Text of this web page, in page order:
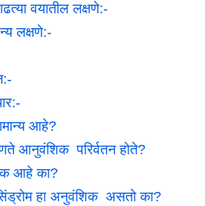
वयातील लक्षणे:-
लक्षणे:-
आहे?
आनुवंशिक परिर्वतन होते?
आहे का?
हा अनुवंशिक असतो का?